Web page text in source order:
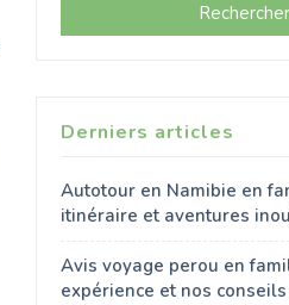
Rechercher
Derniers articles
Autotour en Namibie en
itinéraire et aventures
Avis voyage perou en
expérience et nos